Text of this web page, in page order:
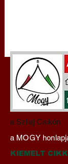
Miért
ments
a Szilaj Csikón
a MOGY
KIEMELT